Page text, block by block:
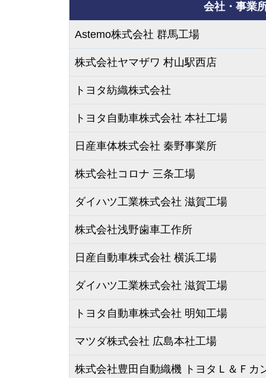
会社・事業
Astemo株式会社 群馬工場
株式会社ヤマザワ 村山駅西店
トヨタ紡織株式会社
トヨタ自動車株式会社 本社工場
日産車体株式会社 秦野事業所
株式会社コロナ 三条工場
ダイハツ工業株式会社 滋賀工場
株式会社浅野歯車工作所
日産自動車株式会社 横浜工場
ダイハツ工業株式会社 滋賀工場
トヨタ自動車株式会社 明知工場
マツダ株式会社 広島本社工場
株式会社豊田自動織機 トヨタＬ＆Ｆ